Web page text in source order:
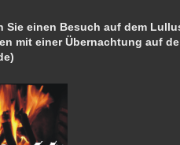
Sie einen Besuch auf dem
mit einer Übernachtung auf